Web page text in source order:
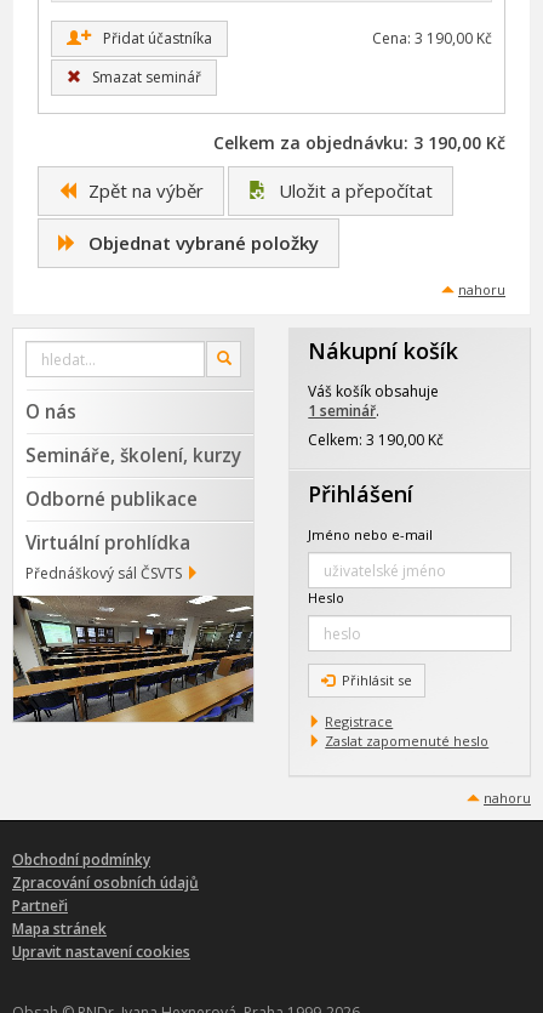
Cena: 3 190,00 Kč
+
Přidat účastníka
Smazat seminář
Celkem za objednávku: 3 190,00 Kč
Zpět na výběr Uložit a přepočítat
Objednat vybrané položky
nahoru
Vyhledat
webu
OK
O nás
Semináře, školení, kurzy
Odborné publikace
Virtuální prohlídka
Přednáškový sál ČSVTS
Nákupní košík
Váš košík obsahuje
1 seminář.
Celkem: 3 190,00 Kč
Přihlášení
Jméno nebo e-mail
Heslo
Přihlásit se
Registrace
Zaslat zapomenuté heslo
nahoru
Obchodní podmínky
Zpracování osobních údajů
Partneři
Mapa stránek
Upravit nastavení cookies